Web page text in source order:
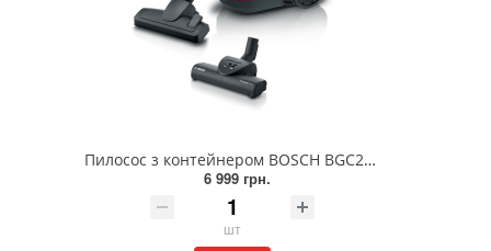
Пилосос з контейнером BOSCH BGC21X350
6 999 грн.
шт